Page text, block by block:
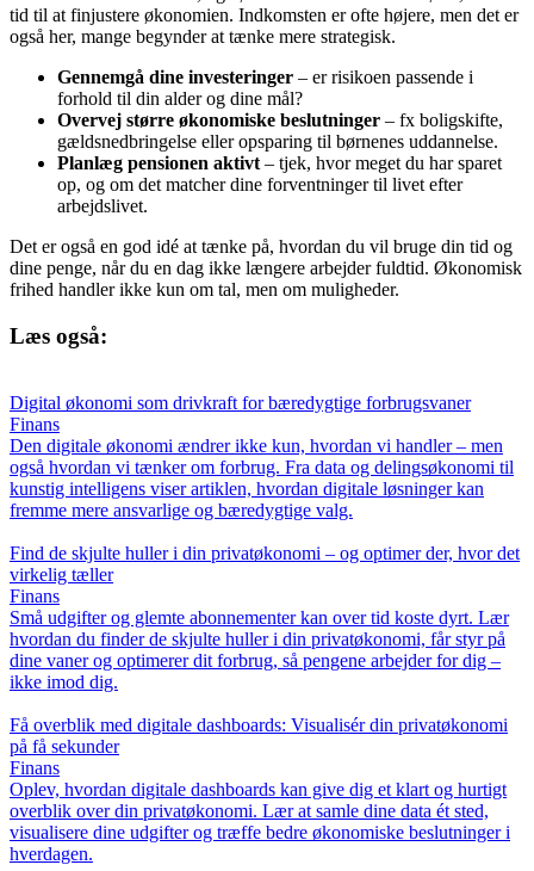
tid til at finjustere økonomien. Indkomsten er ofte højere, men det er
også her, mange begynder at tænke mere strategisk.
Gennemgå dine investeringer – er risikoen passende i
forhold til din alder og dine mål?
Overvej større økonomiske beslutninger – fx boligskifte,
gældsnedbringelse eller opsparing til børnenes uddannelse.
Planlæg pensionen aktivt – tjek, hvor meget du har sparet
op, og om det matcher dine forventninger til livet efter
arbejdslivet.
Det er også en god idé at tænke på, hvordan du vil bruge din tid og
dine penge, når du en dag ikke længere arbejder fuldtid. Økonomisk
frihed handler ikke kun om tal, men om muligheder.
Læs også:
Digital økonomi som drivkraft for bæredygtige forbrugsvaner
Finans
Den digitale økonomi ændrer ikke kun, hvordan vi handler – men
også hvordan vi tænker om forbrug. Fra data og delingsøkonomi til
kunstig intelligens viser artiklen, hvordan digitale løsninger kan
fremme mere ansvarlige og bæredygtige valg.
Find de skjulte huller i din privatøkonomi – og optimer der, hvor det
virkelig tæller
Finans
Små udgifter og glemte abonnementer kan over tid koste dyrt. Lær
hvordan du finder de skjulte huller i din privatøkonomi, får styr på
dine vaner og optimerer dit forbrug, så pengene arbejder for dig –
ikke imod dig.
Få overblik med digitale dashboards: Visualisér din privatøkonomi
på få sekunder
Finans
Oplev, hvordan digitale dashboards kan give dig et klart og hurtigt
overblik over din privatøkonomi. Lær at samle dine data ét sted,
visualisere dine udgifter og træffe bedre økonomiske beslutninger i
hverdagen.